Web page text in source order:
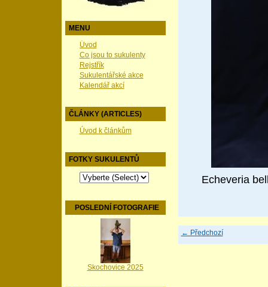
MENU
Úvod
Co jsou to sukulenty
Rejstřík
Sukulentářské akce
Kalendář akcí
ČLÁNKY (ARTICLES)
Úvod k článkům
FOTKY SUKULENTŮ
POSLEDNÍ FOTOGRAFIE
Skochovice 2025
Echeveria
← Předchozí